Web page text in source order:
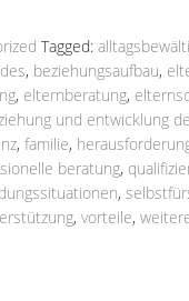
Tagged:
, beziehungsaufbau,
, elternberatung,
und entwicklung
, familie,
beratung,
,
, vorteile,